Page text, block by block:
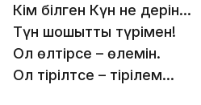
Кім білген Күн не дерін...
Түн шошытты түрімен!
Ол өлтірсе – өлемін.
Ол тірілтсе – тірілем...